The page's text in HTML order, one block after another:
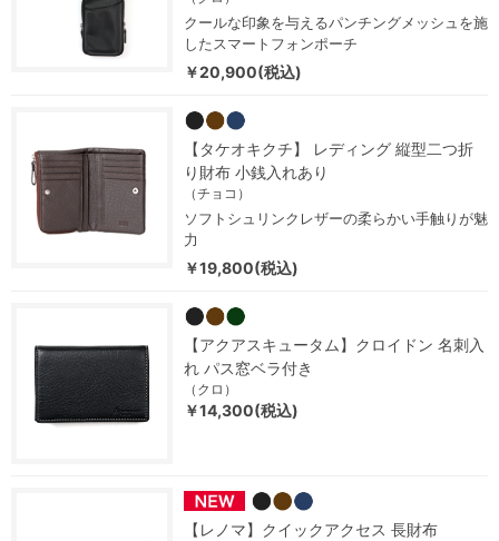
クールな印象を与えるパンチングメッシュを施
したスマートフォンポーチ
￥20,900(税込)
【タケオキクチ】 レディング 縦型二つ折
り財布 小銭入れあり
（チョコ）
ソフトシュリンクレザーの柔らかい手触りが魅
力
￥19,800(税込)
【アクアスキュータム】クロイドン 名刺入
れ パス窓ベラ付き
（クロ）
￥14,300(税込)
【レノマ】クイックアクセス 長財布